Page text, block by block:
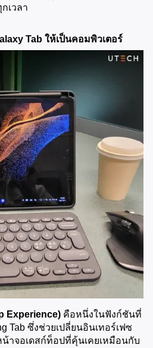
เวลา
Tab ให้เป็นคอมพิวเตอร์
Experience) คือหนึ่งในฟังก์ชันที่
Tab ซึ่งช่วยเปลี่ยนอินเทอร์เฟซ
าจอเดสก์ท็อปที่คุ้นเคยเหมือนกับ